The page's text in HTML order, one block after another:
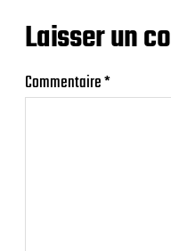
Laisser un
Commentaire*